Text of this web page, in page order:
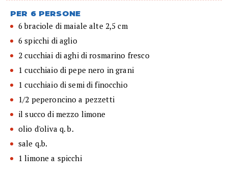
PER 6 PERSONE
6 braciole di maiale alte 2,5 cm
6 spicchi di aglio
2 cucchiai di aghi di rosmarino fresco
1 cucchiaio di pepe nero in grani
1 cucchiaio di semi di finocchio
1/2 peperoncino a pezzetti
il succo di mezzo limone
olio d'oliva q. b.
sale q.b.
1 limone a spicchi